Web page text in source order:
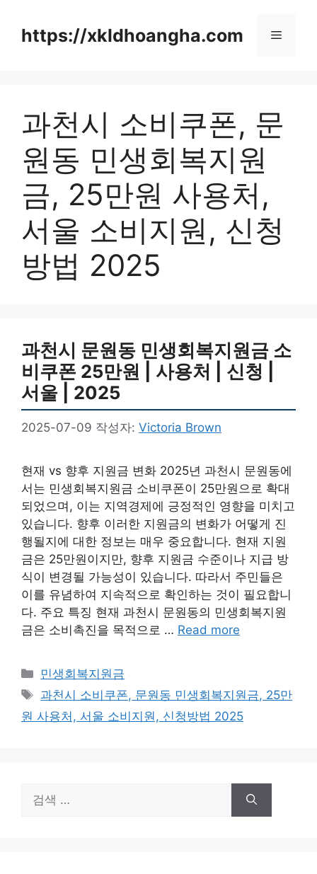
https://xkldhoangha.com 메
과천시 소비쿠폰, 문
원동 민생회복지원
금, 25만원 사용처,
서울 소비지원, 신청
방법 2025
과천시 문원동 민생회복지원금 소
비쿠폰 25만원 | 사용처 | 신청 |
서울 | 2025
2025-07-09 작성자: Victoria Brown
현재 vs 향후 지원금 변화 2025년 과천시 문원동에
서는 민생회복지원금 소비쿠폰이 25만원으로 확대
되었으며, 이는 지역경제에 긍정적인 영향을 미치고
있습니다. 향후 이러한 지원금의 변화가 어떻게 진
행될지에 대한 정보는 매우 중요합니다. 현재 지원
금은 25만원이지만, 향후 지원금 수준이나 지급 방
식이 변경될 가능성이 있습니다. 따라서 주민들은
이를 유념하여 지속적으로 확인하는 것이 필요합니
다. 주요 특징 현재 과천시 문원동의 민생회복지원
금은 소비촉진을 목적으로 … Read more
카
테
고
리
민생회복지원금
태
그
과천시 소비쿠폰, 문원동 민생회복지원금, 25만
원 사용처, 서울 소비지원, 신청방법 2025
색: